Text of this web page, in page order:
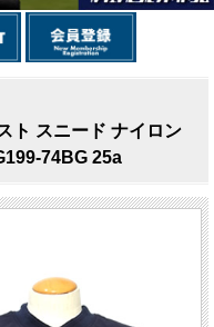
ト スニード ナイロン
74BG 25a